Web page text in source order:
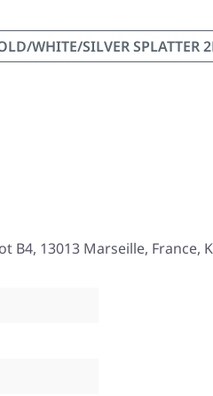
WHITE/SILVER SPLATTER
B4, 13013 Marseille,